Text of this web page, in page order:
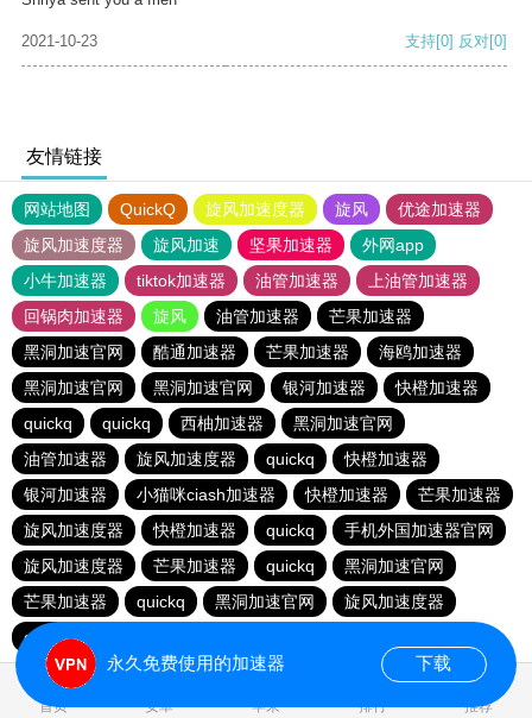
2021-10-23 支持[0] 反对[0]
友情链接
网站地图 QuickQ 旋风加速度器 旋风
优途加速器
旋风加速度器
旋风加速 坚果加速器
外网app
小牛加速器
tiktok加速器 油管加速器
上油管加速器
回锅肉加速器
旋风 油管加速器
芒果加速器
黑洞加速官网
酷通加速器 芒果加速器
海鸥加速器
黑洞加速官网
黑洞加速官网 银河加速器
快橙加速器
quickq
quickq 西柚加速器
黑洞加速官网
油管加速器
旋风加速度器 quickq
快橙加速器
银河加速器
小猫咪ciash加速器 快橙加速器
芒果加速器
旋风加速度器
快橙加速器 quickq
手机外国加速器官网
旋风加速度器
芒果加速器 quickq
黑洞加速官网
芒果加速器
quickq 黑洞加速官网
旋风加速度器
quickq
首页 安卓 苹果 排行 推荐
永久免费使用的加速器 下载
0.150954s